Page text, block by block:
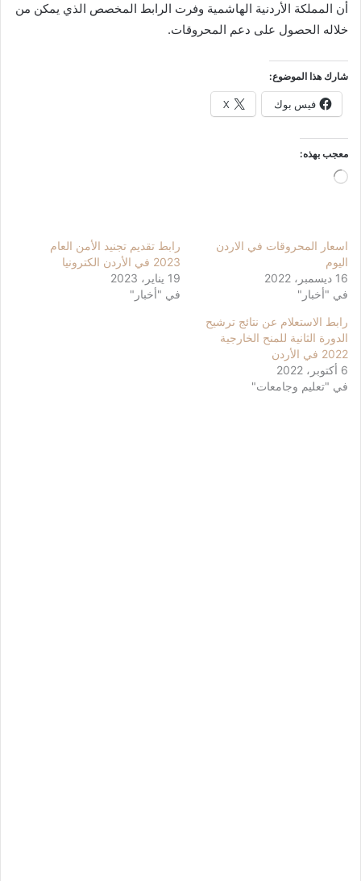
أن المملكة الأردنية الهاشمية وفرت الرابط المخصص الذي يمكن من
خلاله الحصول على دعم المحروقات.
شارك هذا الموضوع:
فيس بوك X
معجب بهذه:
جاري
اسعار المحروقات في الاردن
اليوم
16 ديسمبر، 2022
في "أخبار"
رابط تقديم تجنيد الأمن العام
2023 في الأردن الكترونيا
19 يناير، 2023
في "أخبار"
رابط الاستعلام عن نتائج ترشيح
الدورة الثانية للمنح الخارجية
2022 في الأردن
6 أكتوبر، 2022
في "تعليم وجامعات"